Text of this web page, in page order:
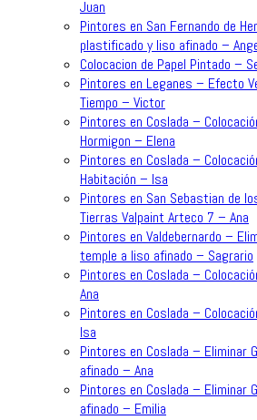
Juan
Pintores en San Fernando de
plastificado y liso afinado –
Colocacion de Papel Pintado –
Pintores en Leganes – Efecto
Tiempo – Victor
Pintores en Coslada –
Hormigon – Elena
Pintores en Coslada –
Habitación – Isa
Pintores en San Sebastian de
Tierras Valpaint Arteco 7 – Ana
Pintores en Valdebernardo –
temple a liso afinado – Sagrario
Pintores en Coslada –
Ana
Pintores en Coslada –
Isa
Pintores en Coslada – Eliminar
afinado – Ana
Pintores en Coslada – Eliminar
afinado – Emilia